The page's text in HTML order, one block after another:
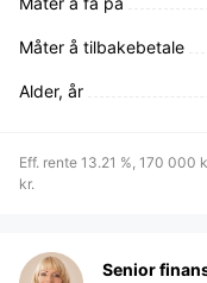
Måter å tilbakebetale
Alder, år
Eff. rente 13.21 %, 170
kr.
Senior